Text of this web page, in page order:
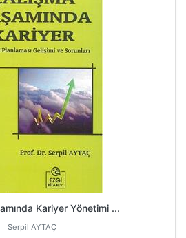
Kariyer Yönetimi ...
Serpil AYTAÇ